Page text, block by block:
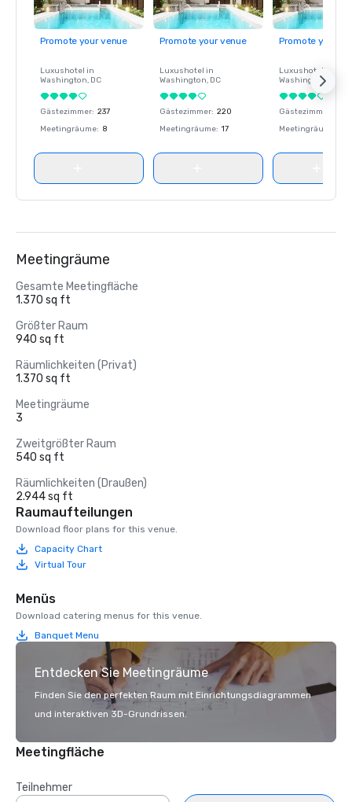
Promote your venue
Luxushotel in
Washington, DC
Gästezimmer: 237
Meetingräume: 8
Promote your venue
Luxushotel in
Washington, DC
Gästezimmer: 220
Meetingräume: 17
Promote your
Luxushotel in
Washington
Gästezimmer
Meetingräume
Meetingräume
Gesamte Meetingfläche
1.370 sq ft
Größter Raum
940 sq ft
Räumlichkeiten (Privat)
1.370 sq ft
Meetingräume
3
Zweitgrößter Raum
540 sq ft
Räumlichkeiten (Draußen)
2.944 sq ft
Raumaufteilungen
Download floor plans for this venue.
Capacity Chart
Virtual Tour
Menüs
Download catering menus for this venue.
Banquet Menu
Entdecken Sie Meetingräume
Finden Sie den perfekten Raum mit Einrichtungsdiagrammen
und interaktiven 3D-Grundrissen.
Meetingfläche
Teilnehmer